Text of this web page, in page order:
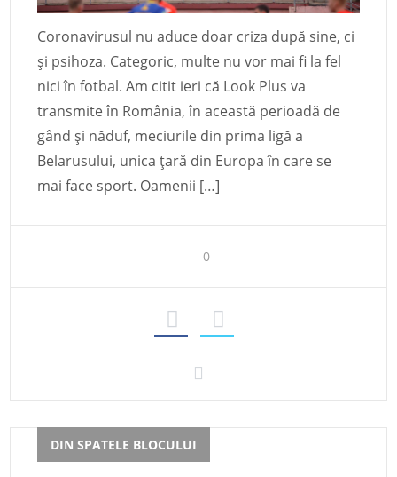
Coronavirusul nu aduce doar criza după sine, ci
și psihoza. Categoric, multe nu vor mai fi la fel
nici în fotbal. Am citit ieri că Look Plus va
transmite în România, în această perioadă de
gând și năduf, meciurile din prima ligă a
Belarusului, unica țară din Europa în care se
mai face sport. Oamenii […]
0
DIN SPATELE BLOCULUI